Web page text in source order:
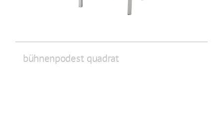
bühnenpodest quadrat